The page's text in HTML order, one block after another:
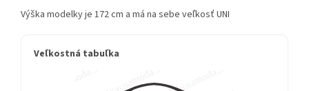
Výška modelky je 172 cm a má na sebe veľkosť UNI
Veľkostná tabuľka